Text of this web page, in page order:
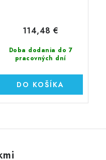
Doba dodania do 7
pracovných dní
114,48 €
DO KOŠÍKA